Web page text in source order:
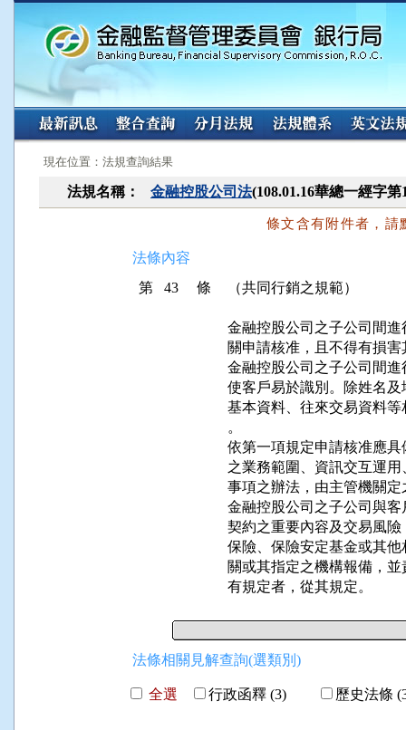
:::
現在位置：法規查詢結果
法規名稱： 金融控股公司法(108.01.16華總一經字
條文含有附件者，請
法條內容
第 43 條
（共同行銷之規範）
金融控股公司之子公司間
關申請核准，且不得有損
金融控股公司之子公司間
使客戶易於識別。除姓名
基本資料、往來交易資料
。
依第一項規定申請核准應
之業務範圍、資訊交互運
事項之辦法，由主管機關定
金融控股公司之子公司與
契約之重要內容及交易風
保險、保險安定基金或其
關或其指定之機構報備，
有規定者，從其規定。
法條相關見解查詢(選類別)
全選 行政函釋 (3) 歷史法條